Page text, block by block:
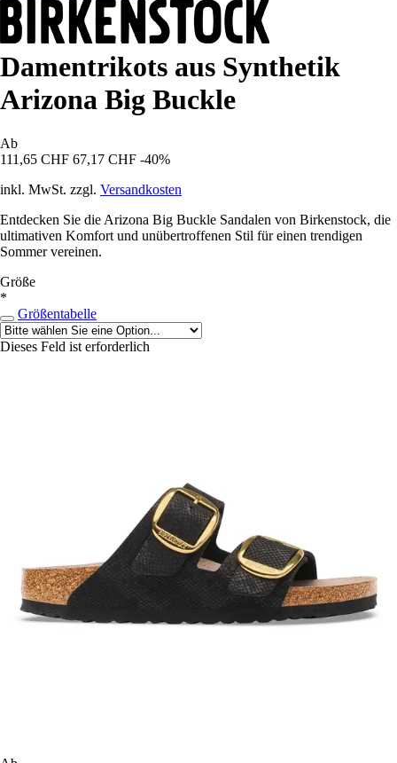
Damentrikots aus Synthetik
Arizona Big Buckle
Ab
111,65 CHF 67,17 CHF -40%
inkl. MwSt. zzgl. Versandkosten
Entdecken Sie die Arizona Big Buckle Sandalen von Birkenstock, die
ultimativen Komfort und unübertroffenen Stil für einen trendigen
Sommer vereinen.
Größe
*
Größentabelle
Dieses Feld ist erforderlich